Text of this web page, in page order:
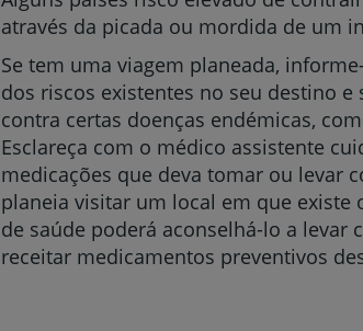
através da picada ou mordida de um
Se tem uma viagem planeada,
dos riscos existentes no seu destino
contra certas doenças endémicas,
Esclareça com o médico assistente
medicações que deva tomar ou levar
planeia visitar um local em que existe
de saúde poderá aconselhá-lo a levar
receitar medicamentos preventivos